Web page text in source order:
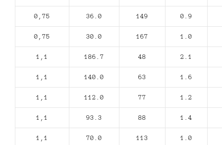
0,75 36.0 149 0.9
0,75 30.0 167 1.0
1,1 186.7 48 2.1
1,1 140.0 63 1.6
1,1 112.0 77 1.2
1,1 93.3 88 1.4
1,1 70.0 113 1.0